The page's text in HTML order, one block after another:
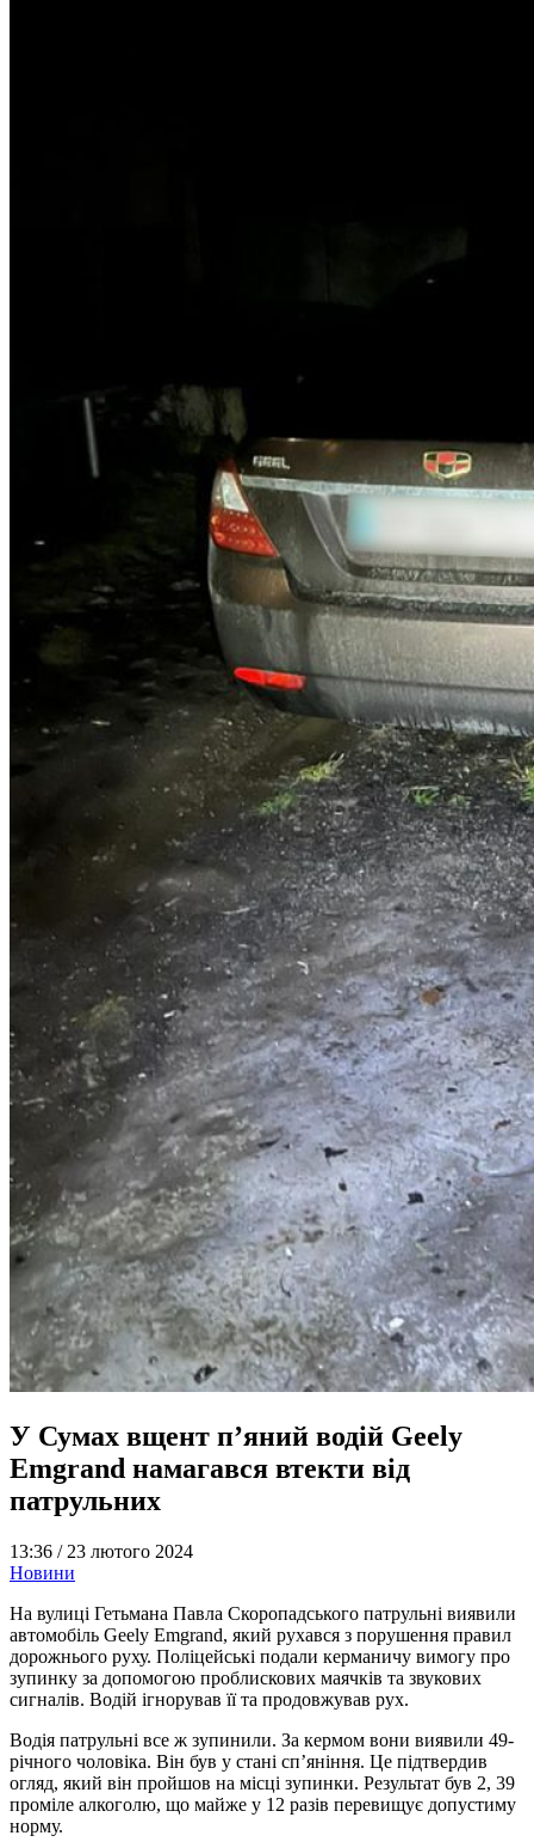
У Сумах вщент п’яний водій Geely
Emgrand намагався втекти від
патрульних
13:36 / 23 лютого 2024
Новини
На вулиці Гетьмана Павла Скоропадського патрульні виявили
автомобіль Geely Emgrand, який рухався з порушення правил
дорожнього руху. Поліцейські подали керманичу вимогу про
зупинку за допомогою проблискових маячків та звукових
сигналів. Водій ігнорував її та продовжував рух.
Водія патрульні все ж зупинили. За кермом вони виявили 49-
річного чоловіка. Він був у стані сп’яніння. Це підтвердив
огляд, який він пройшов на місці зупинки. Результат був 2, 39
проміле алкоголю, що майже у 12 разів перевищує допустиму
норму.